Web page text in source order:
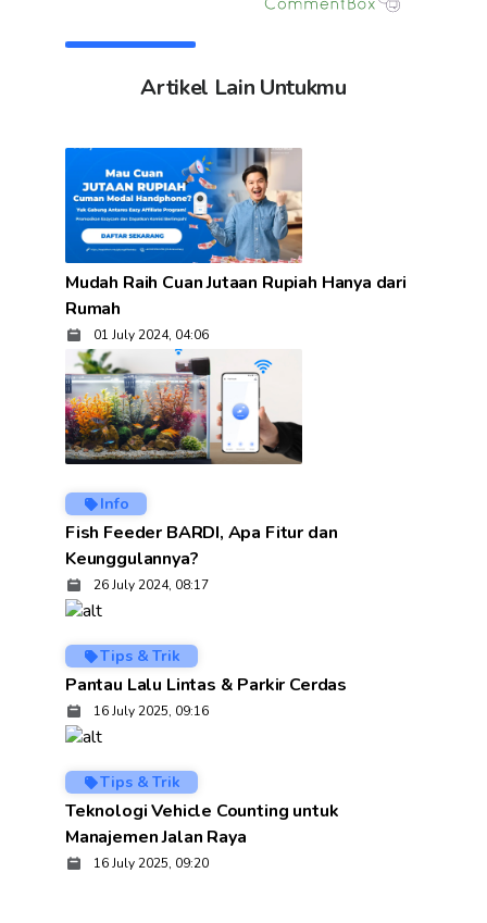
Artikel Lain Untukmu
Mudah Raih Cuan Jutaan Rupiah Hanya dari
Rumah
01 July 2024, 04:06
Info
Fish Feeder BARDI, Apa Fitur dan
Keunggulannya?
26 July 2024, 08:17
Tips & Trik
Pantau Lalu Lintas & Parkir Cerdas
16 July 2025, 09:16
Tips & Trik
Teknologi Vehicle Counting untuk
Manajemen Jalan Raya
16 July 2025, 09:20